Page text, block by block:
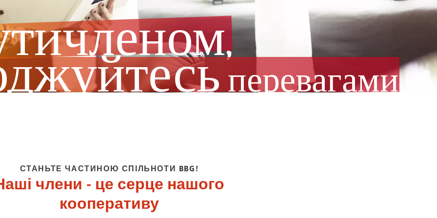
,
перевагами
СТАНЬТЕ ЧАСТИНОЮ СПІЛЬНОТИ BBG!
члени - це серце нашого
кооперативу